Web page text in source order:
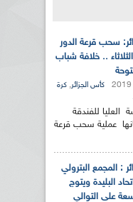
سحب قرعة الدور
هذا الثلاثاء .. خلافة شباب
كأس الجزائر, كرة
العليا للفندقة
عملية سحب قرعة
: المجمع البترولي
البليدة ويتوج
على التوالي